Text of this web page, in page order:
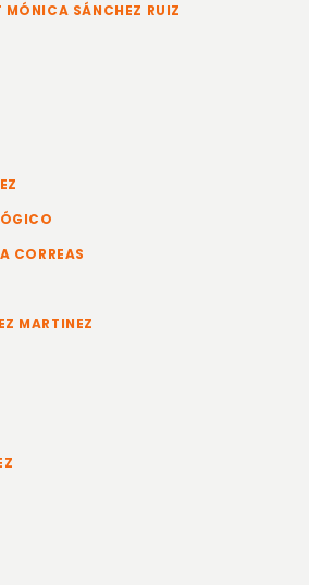
MÓNICA SÁNCHEZ RUIZ
CORREAS
MARTINEZ